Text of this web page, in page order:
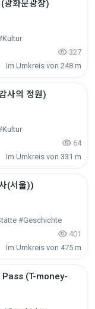
화문광장)
327
Im Umkreis von 248 m
사의 정원)
64
Im Umkreis von 331 m
(서울))
#Geschichte
401
Im Umkreis von 475 m
(T-money-